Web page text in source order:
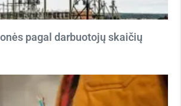
pagal darbuotojų skaičių